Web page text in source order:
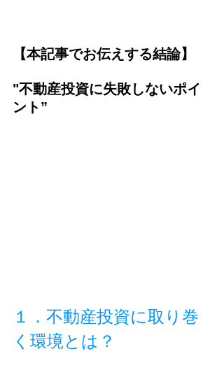
【本記事でお伝えする結論】
"不動産投資に失敗しないポイ
ント”
１．不動産投資に取り巻
く環境とは？